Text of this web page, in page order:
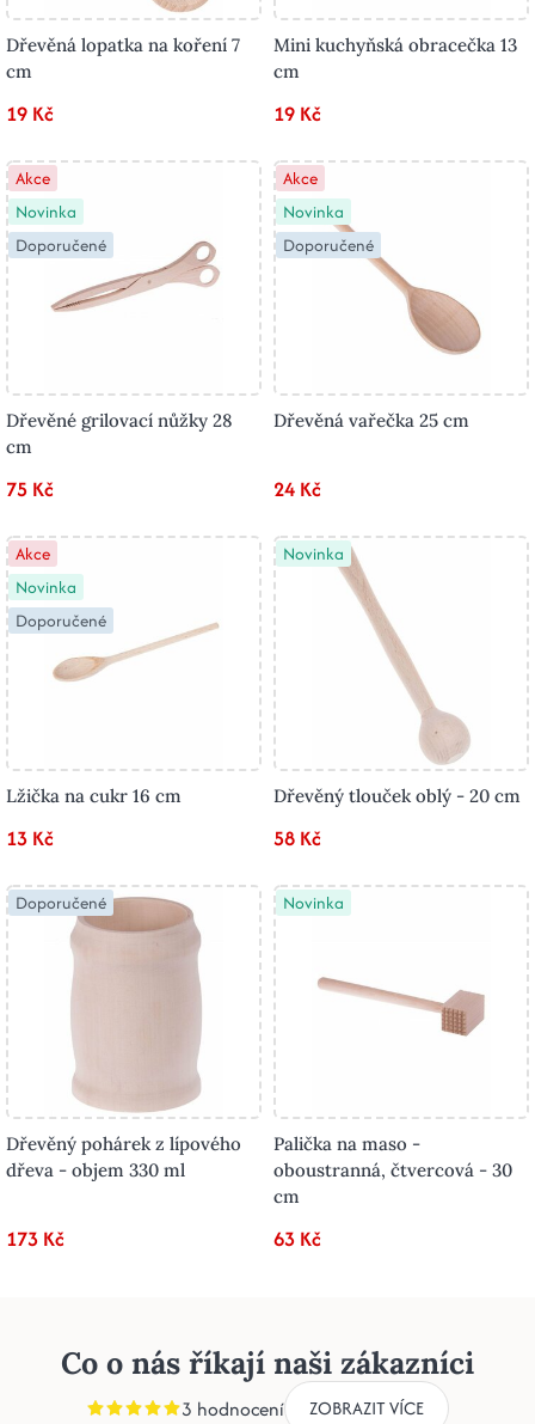
Dřevěná lopatka na koření 7
cm
19 Kč
Mini kuchyňská obracečka 13
cm
19 Kč
Akce
Novinka
Doporučené
Dřevěné grilovací nůžky 28
cm
75 Kč
Akce
Novinka
Doporučené
Dřevěná vařečka 25 cm
24 Kč
Akce
Novinka
Doporučené
Lžička na cukr 16 cm
13 Kč
Novinka
Dřevěný tlouček oblý - 20 cm
58 Kč
Doporučené
Dřevěný pohárek z lípového
dřeva - objem 330 ml
173 Kč
Novinka
Palička na maso -
oboustranná, čtvercová - 30
cm
63 Kč
Co o nás říkají naši zákazníci
3 hodnocení ZOBRAZIT VÍCE